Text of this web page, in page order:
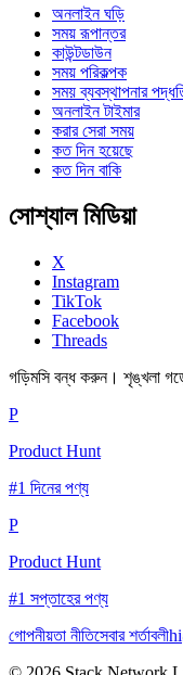
অনলাইন ঘড়ি
সময় রূপান্তর
কাউন্টডাউন
সময় পরিকল্পক
সময় ব্যবস্থাপনার
অনলাইন টাইমার
করার সেরা সময়
কত দিন হয়েছে
কত দিন বাকি
সোশ্যাল মিডিয়া
X
Instagram
TikTok
Facebook
Threads
গড়িমসি বন্ধ করুন। শৃঙ্খলা
P
Product Hunt
#1 দিনের পণ্য
P
Product Hunt
#1 সপ্তাহের পণ্য
গোপনীয়তা নীতিসেবার শর্তাবলী